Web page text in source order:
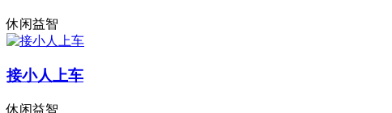
休闲益智
接小人上车
休闲益智